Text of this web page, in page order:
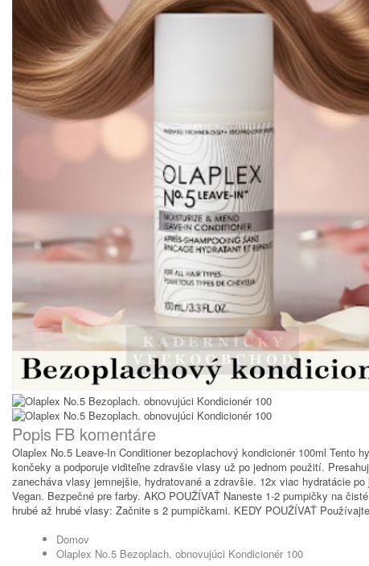
Popis FB komentáre
Olaplex No.5 Leave-In Conditioner bezoplachový kondicionér 100ml
končeky a podporuje viditeľne zdravšie vlasy už po jednom použití.
zanecháva vlasy jemnejšie, hydratované a zdravšie. 12x viac hydratácie
Vegan. Bezpečné pre farby. AKO POUŽÍVAŤ Naneste 1-2 pumpičky na
hrubé až hrubé vlasy: Začnite s 2 pumpičkami. KEDY POUŽÍVAŤ
Domov
Olaplex No.5 Bezoplach. obnovujúci Kondicionér 100